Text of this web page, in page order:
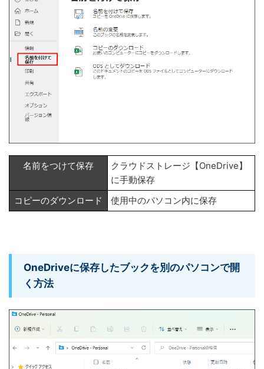
名前をつけて保存
クラウドストレージ【OneDrive】
に手動保存
コピーのダウンロード
使用中のパソコン内に保存
OneDriveに保存したブックを別のパソコンで開
く方法